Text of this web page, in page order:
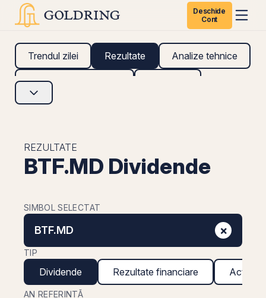
Deschide
Cont
Trendul zilei Rezultate Analize tehnice
Analize fundamentale
REZULTATE
BTF.MD Dividende
SIMBOL SELECTAT
BTF.MD ×
TIP
Dividende Rezultate financiare Acțiuni
AN REFERINȚĂ